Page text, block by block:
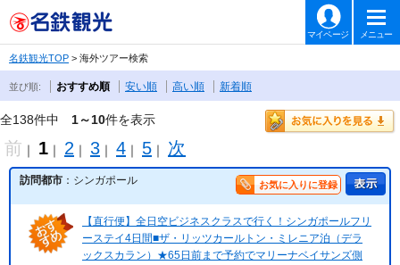
マイページ メニュー
名鉄観光TOP > 海外ツアー検索
並び順: おすすめ順 安い順 高い順 新着順
全138件中 1～10件を表示
前 ｜ 1 ｜ 2 ｜ 3 ｜ 4 ｜ 5 ｜ 次
訪問都市 ：シンガポール お気に入りに登録
【直行便】全日空ビジネスクラスで行く！シンガポールフリ
ーステイ4日間■ザ・リッツカールトン・ミレニア泊（デラ
ックスカラン）★65日前まで予約でマリーナベイサンズ側